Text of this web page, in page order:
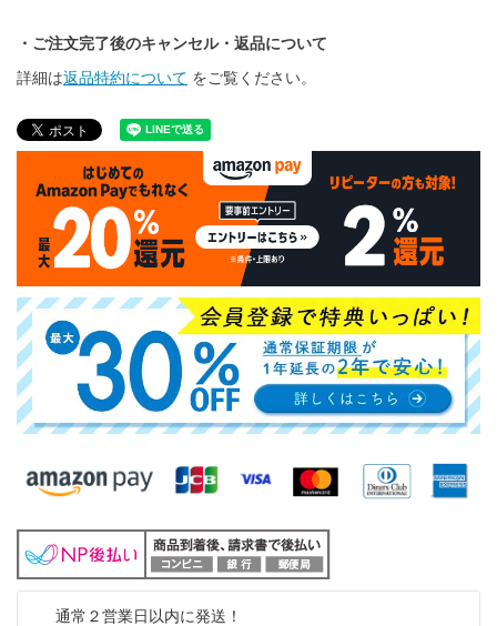
・ご注文完了後のキャンセル・返品について
詳細は返品特約について をご覧ください。
通常２営業日以内に発送！